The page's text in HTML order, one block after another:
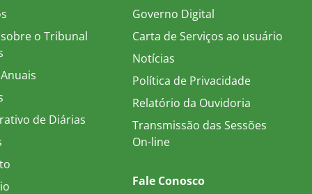
o Tribunal
de Diárias
Governo Digital
Carta de Serviços ao usuário
Notícias
Política de Privacidade
Relatório da Ouvidoria
Transmissão das Sessões
On-line
Fale Conosco